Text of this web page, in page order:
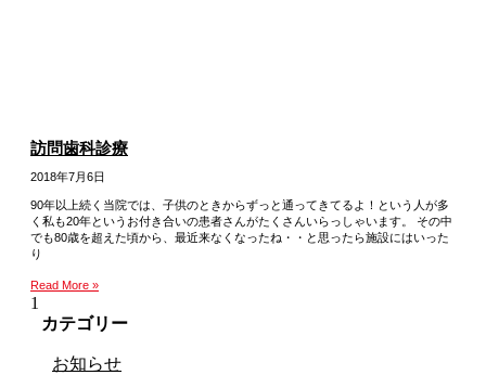
訪問歯科診療
2018年7月6日
90年以上続く当院では、子供のときからずっと通ってきてるよ！という人が多
く私も20年というお付き合いの患者さんがたくさんいらっしゃいます。 その中
でも80歳を超えた頃から、最近来なくなったね・・と思ったら施設にはいった
り
Read More »
カテゴリー
お知らせ